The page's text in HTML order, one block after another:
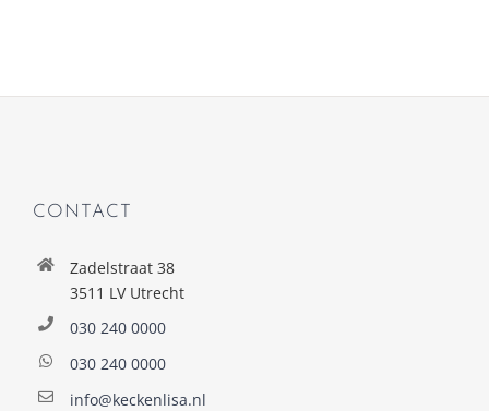
CONTACT
Zadelstraat 38
3511 LV Utrecht
030 240 0000
030 240 0000
info@keckenlisa.nl